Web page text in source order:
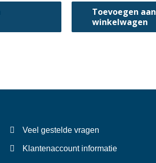
Toevoegen aan
winkelwagen
Veel gestelde vragen
Klantenaccount informatie